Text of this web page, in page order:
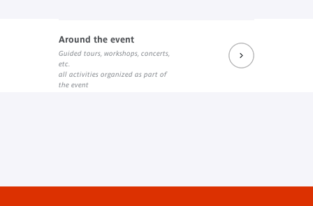
Around the event
Guided tours, workshops, concerts,
etc.
all activities organized as part of
the event